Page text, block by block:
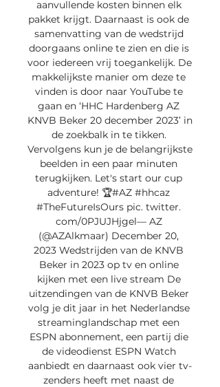
aanvullende kosten binnen elk
pakket krijgt. Daarnaast is ook de
samenvatting van de wedstrijd
doorgaans online te zien en die is
voor iedereen vrij toegankelijk. De
makkelijkste manier om deze te
vinden is door naar YouTube te
gaan en ‘HHC Hardenberg AZ
KNVB Beker 20 december 2023’ in
de zoekbalk in te tikken.
Vervolgens kun je de belangrijkste
beelden in een paar minuten
terugkijken. Let's start our cup
adventure! 🏆#AZ #hhcaz
#TheFutureIsOurs pic. twitter.
com/0PJUJHjgel— AZ
(@AZAlkmaar) December 20,
2023 Wedstrijden van de KNVB
Beker in 2023 op tv en online
kijken met een live stream De
uitzendingen van de KNVB Beker
volg je dit jaar in het Nederlandse
streaminglandschap met een
ESPN abonnement, een partij die
de videodienst ESPN Watch
aanbiedt en daarnaast ook vier tv-
zenders heeft met naast de